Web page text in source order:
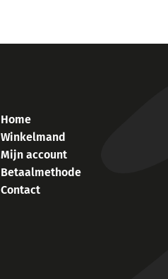
Home
Winkelmand
Mijn account
Betaalmethode
Contact